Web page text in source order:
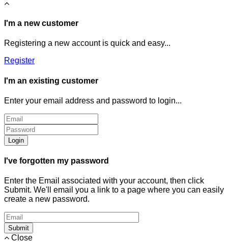
I'm a new customer
Registering a new account is quick and easy...
Register
I'm an existing customer
Enter your email address and password to login...
Login
I've forgotten my password
Enter the Email associated with your account, then click
Submit. We'll email you a link to a page where you can easily
create a new password.
Submit
Close